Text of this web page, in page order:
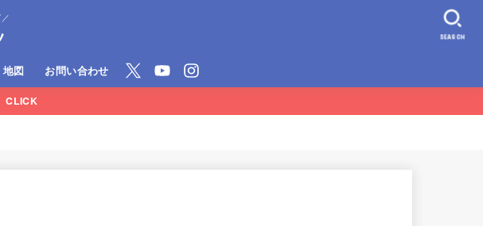
地図 お問い合わせ
SEARCH
CLICK